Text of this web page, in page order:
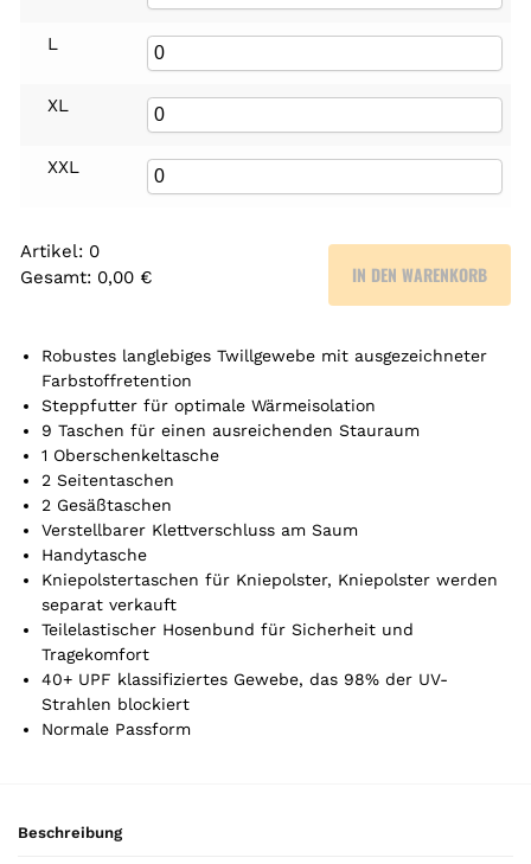
L
XL
XXL
Artikel: 0
Gesamt: 0,00 €
r
i
k
e
l
.
Y
o
u
0
IN DEN WARENKORB
Robustes langlebiges Twillgewebe mit ausgezeichneter
Farbstoffretention
Steppfutter für optimale Wärmeisolation
9 Taschen für einen ausreichenden Stauraum
1 Oberschenkeltasche
2 Seitentaschen
2 Gesäßtaschen
Verstellbarer Klettverschluss am Saum
Handytasche
Kniepolstertaschen für Kniepolster, Kniepolster werden
separat verkauft
Teilelastischer Hosenbund für Sicherheit und
Tragekomfort
40+ UPF klassifiziertes Gewebe, das 98% der UV-
Strahlen blockiert
Normale Passform
Beschreibung